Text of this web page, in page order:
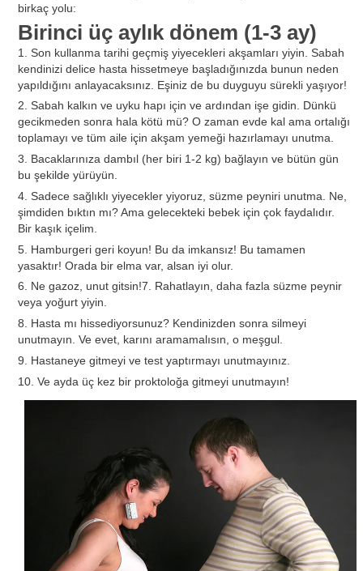
birkaç yolu:
Birinci üç aylık dönem (1-3 ay)
1. Son kullanma tarihi geçmiş yiyecekleri akşamları yiyin. Sabah
kendinizi delice hasta hissetmeye başladığınızda bunun neden
yapıldığını anlayacaksınız. Eşiniz de bu duyguyu sürekli yaşıyor!
2. Sabah kalkın ve uyku hapı için ve ardından işe gidin. Dünkü
gecikmeden sonra hala kötü mü? O zaman evde kal ama ortalığı
toplamayı ve tüm aile için akşam yemeği hazırlamayı unutma.
3. Bacaklarınıza dambıl (her biri 1-2 kg) bağlayın ve bütün gün
bu şekilde yürüyün.
4. Sadece sağlıklı yiyecekler yiyoruz, süzme peyniri unutma. Ne,
şimdiden bıktın mı? Ama gelecekteki bebek için çok faydalıdır.
Bir kaşık içelim.
5. Hamburgeri geri koyun! Bu da imkansız! Bu tamamen
yasaktır! Orada bir elma var, alsan iyi olur.
6. Ne gazoz, unut gitsin!7. Rahatlayın, daha fazla süzme peynir
veya yoğurt yiyin.
8. Hasta mı hissediyorsunuz? Kendinizden sonra silmeyi
unutmayın. Ve evet, karını aramamalısın, o meşgul.
9. Hastaneye gitmeyi ve test yaptırmayı unutmayınız.
10. Ve ayda üç kez bir proktoloğa gitmeyi unutmayın!